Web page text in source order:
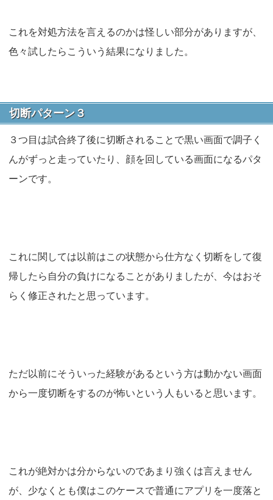
これを対処方法を言えるのかは怪しい部分がありますが、
色々試したらこういう結果になりました。
切断パターン３
３つ目は試合終了後に切断されることで黒い画面で調子く
んがずっと走っていたり、顔を回している画面になるパタ
ーンです。
これに関しては以前はこの状態から仕方なく切断をして復
帰したら自分の負けになることがありましたが、今はおそ
らく修正されたと思っています。
ただ以前にそういった経験があるという方は動かない画面
から一度切断をするのが怖いという人もいると思います。
これが絶対かは分からないのであまり強くは言えません
が、少なくとも僕はこのケースで普通にアプリを一度落と